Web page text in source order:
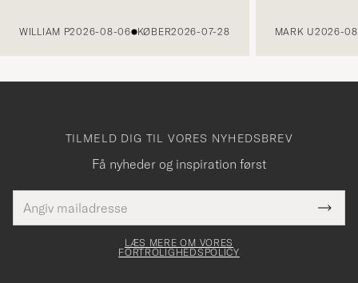
WILLIAM P2026-08-06 KØBER2026-07-28 MARK U2026-
TILMELD DIG TIL VORES NYHEDSBREV
Få nyheder og inspiration først
mailadresse
skal
Tack
för
LÆS MERE OM VORES
FORTROLIGHEDSPOLICY